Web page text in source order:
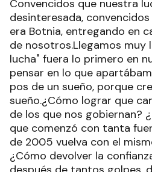
Convencidos que nuestra
desinteresada,
era Botnia, entregando en
de nosotros.Llegamos muy
lucha" fuera lo primero en
pensar en lo que
pos de un sueño, porque
sueño.¿Cómo lograr que
de los que nos gobiernan?
que comenzó con tanta
de 2005 vuelva con el
¿Cómo devolver la